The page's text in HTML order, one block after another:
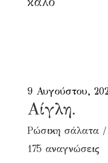
9 Αυγούστου,
Αίγλη.
Ρώσικη σάλατα
175 αναγνώσεις